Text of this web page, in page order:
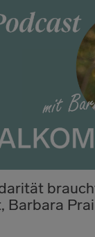
Barbara